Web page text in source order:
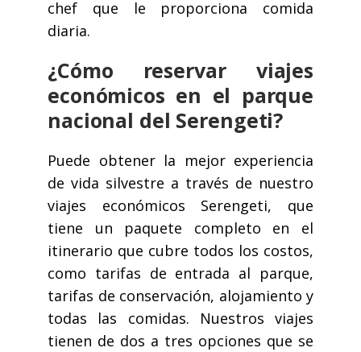
chef que le proporciona comida
diaria.
¿Cómo reservar viajes
económicos en el parque
nacional del Serengeti?
Puede obtener la mejor experiencia
de vida silvestre a través de nuestro
viajes económicos Serengeti, que
tiene un paquete completo en el
itinerario que cubre todos los costos,
como tarifas de entrada al parque,
tarifas de conservación, alojamiento y
todas las comidas. Nuestros viajes
tienen de dos a tres opciones que se